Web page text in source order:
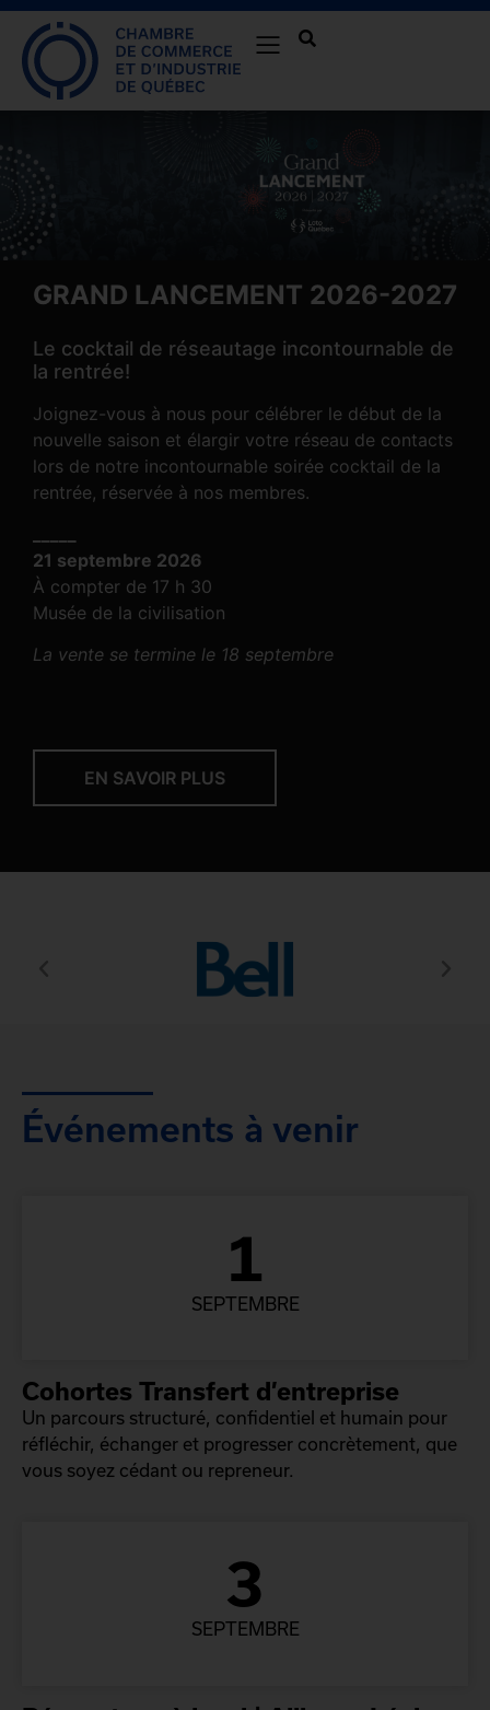
GRAND LANCEMENT 2026-2027
Le cocktail de réseautage incontournable de
la rentrée!
Joignez-vous à nous pour célébrer le début de la
nouvelle saison et élargir votre réseau de contacts
lors de notre incontournable soirée cocktail de la
rentrée, réservée à nos membres.
21 septembre 2026
À compter de 17 h 30
Musée de la civilisation
La vente se termine le 18 septembre
EN SAVOIR PLUS
Événements à venir
1
SEPTEMBRE
Cohortes Transfert d’entreprise
Un parcours structuré, confidentiel et humain pour
réfléchir, échanger et progresser concrètement, que
vous soyez cédant ou repreneur.
3
SEPTEMBRE